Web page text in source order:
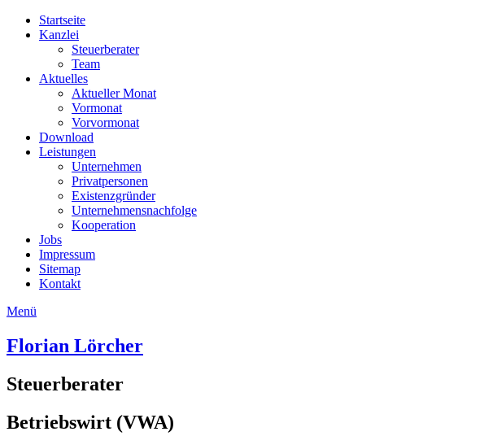
Startseite
Kanzlei
Steuerberater
Team
Aktuelles
Aktueller Monat
Vormonat
Vorvormonat
Download
Leistungen
Unternehmen
Privatpersonen
Existenzgründer
Unternehmensnachfolge
Kooperation
Jobs
Impressum
Sitemap
Kontakt
Menü
Florian Lörcher
Steuerberater
Betriebswirt (VWA)